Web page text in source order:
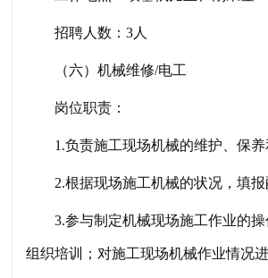
招聘人数：3人
（六）机械维修/电工
岗位职责：
1.负责施工现场机械的维护、保养
2.根据现场施工机械的状况，填报
3.参与制定机械现场施工作业的
组织培训；对施工现场机械作业情况